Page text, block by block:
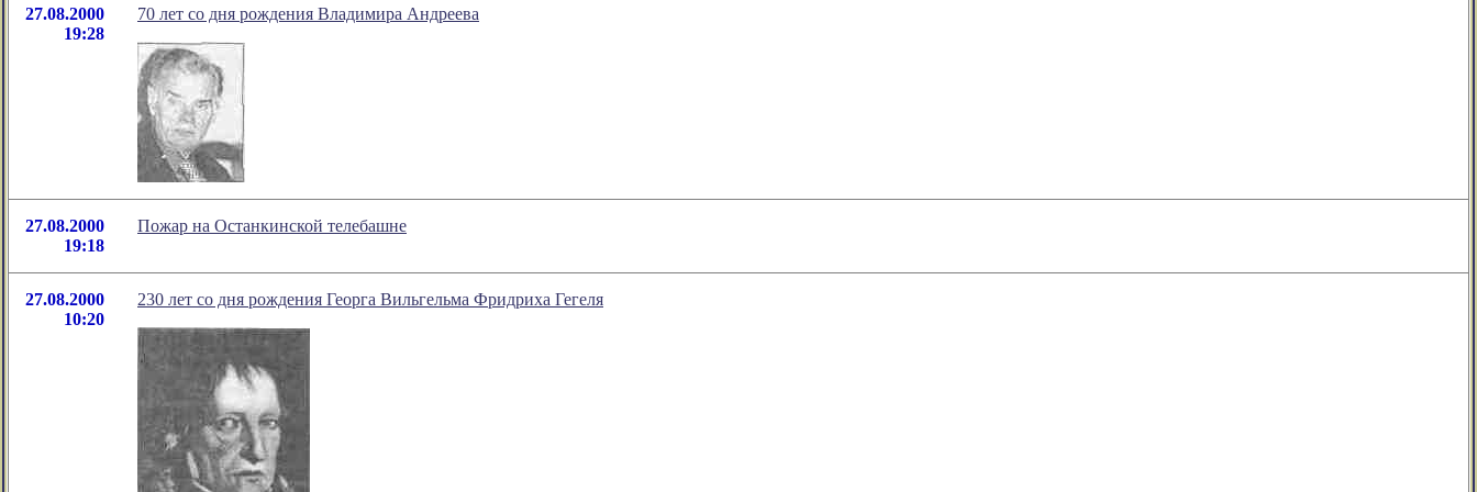
27.08.2000
19:28
70 лет со дня рождения Владимира Андреева
27.08.2000
19:18
Пожар на Останкинской телебашне
27.08.2000
10:20
230 лет со дня рождения Георга Вильгельма Фридриха Гегеля